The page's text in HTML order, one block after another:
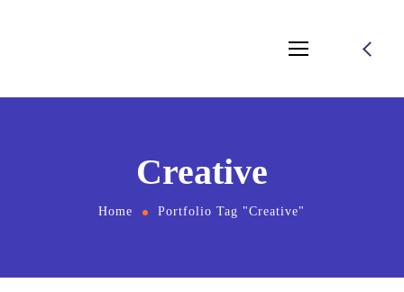
Creative
Home Portfolio Tag "Creative"